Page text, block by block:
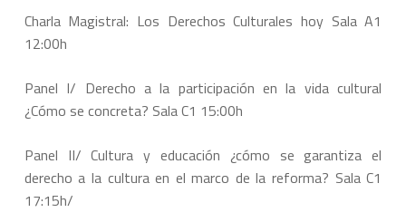
Charla Magistral: Los Derechos Culturales hoy Sala A1
12:00h
Panel I/ Derecho a la participación en la vida cultural
¿Cómo se concreta? Sala C1 15:00h
Panel II/ Cultura y educación ¿cómo se garantiza el
derecho a la cultura en el marco de la reforma? Sala C1
17:15h/